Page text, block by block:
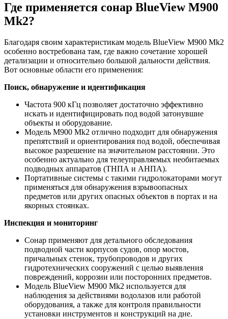
Где применяется сонар BlueView M900
Mk2?
Благодаря своим характеристикам модель BlueView M900 Mk2
особенно востребована там, где важно сочетание хорошей
детализации и относительно большой дальности действия.
Вот основные области его применения:
Поиск, обнаружение и идентификация
Частота 900 кГц позволяет достаточно эффективно
искать и идентифицировать под водой затонувшие
объекты и оборудование.
Модель M900 Mk2 отлично подходит для обнаружения
препятствий и ориентирования под водой, обеспечивая
высокое разрешение на значительном расстоянии. Это
особенно актуально для телеуправляемых необитаемых
подводных аппаратов (ТНПА и АНПА).
Портативные системы с такими гидролокаторами могут
применяться для обнаружения взрывоопасных
предметов или других опасных объектов в портах и на
якорных стоянках.
Инспекция и мониторинг
Сонар применяют для детального обследования
подводной части корпусов судов, опор мостов,
причальных стенок, трубопроводов и других
гидротехнических сооружений с целью выявления
повреждений, коррозии или посторонних предметов.
Модель BlueView M900 Mk2 используется для
наблюдения за действиями водолазов или работой
оборудования, а также для контроля правильности
установки инструментов и конструкций на дне.